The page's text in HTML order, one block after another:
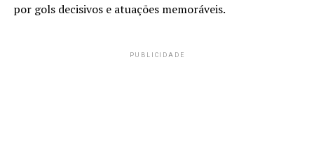
por gols decisivos e atuações memoráveis.
PUBLICIDADE